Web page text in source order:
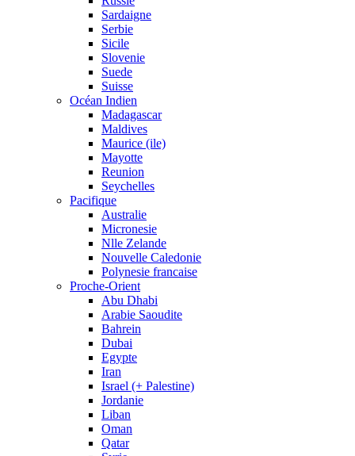
Sardaigne
Serbie
Sicile
Slovenie
Suede
Suisse
Océan Indien
Madagascar
Maldives
Maurice (ile)
Mayotte
Reunion
Seychelles
Pacifique
Australie
Micronesie
Nlle Zelande
Nouvelle Caledonie
Polynesie francaise
Proche-Orient
Abu Dhabi
Arabie Saoudite
Bahrein
Dubai
Egypte
Iran
Israel (+ Palestine)
Jordanie
Liban
Oman
Qatar